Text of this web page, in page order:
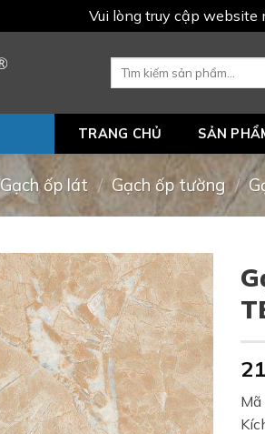
Vui lòng truy cập website
Search
TRANG CHỦ SẢN
Gạch ốp lát / Gạch ốp tường /